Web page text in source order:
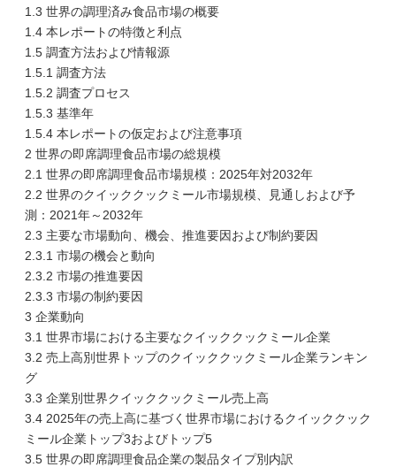
1.3 世界の調理済み食品市場の概要
1.4 本レポートの特徴と利点
1.5 調査方法および情報源
1.5.1 調査方法
1.5.2 調査プロセス
1.5.3 基準年
1.5.4 本レポートの仮定および注意事項
2 世界の即席調理食品市場の総規模
2.1 世界の即席調理食品市場規模：2025年対2032年
2.2 世界のクイッククックミール市場規模、見通しおよび予
測：2021年～2032年
2.3 主要な市場動向、機会、推進要因および制約要因
2.3.1 市場の機会と動向
2.3.2 市場の推進要因
2.3.3 市場の制約要因
3 企業動向
3.1 世界市場における主要なクイッククックミール企業
3.2 売上高別世界トップのクイッククックミール企業ランキン
グ
3.3 企業別世界クイッククックミール売上高
3.4 2025年の売上高に基づく世界市場におけるクイッククック
ミール企業トップ3およびトップ5
3.5 世界の即席調理食品企業の製品タイプ別内訳